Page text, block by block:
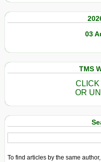
03
TMS
CLICK
OR
To find articles by the same